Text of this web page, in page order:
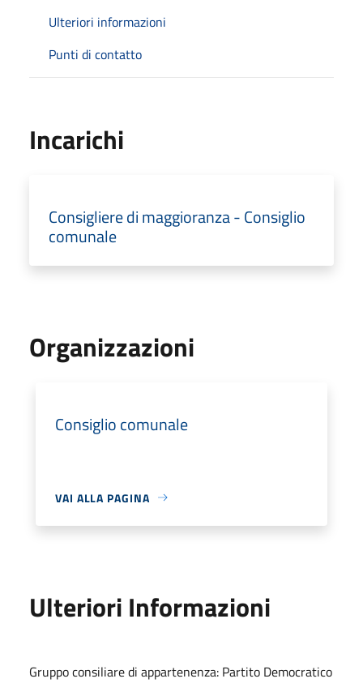
Ulteriori informazioni
Punti di contatto
Incarichi
Consigliere di maggioranza - Consiglio
comunale
Organizzazioni
Consiglio comunale
VAI ALLA PAGINA
Ulteriori Informazioni
Gruppo consiliare di appartenenza: Partito Democratico